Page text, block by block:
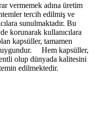
vermemek adına üretim
tercih edilmiş ve
sunulmaktadır. Bu
korunarak kullanıcılara
kapsüller, tamamen
uygundur. Hem kapsüller,
olup dünyada kalitesini
edilmektedir.